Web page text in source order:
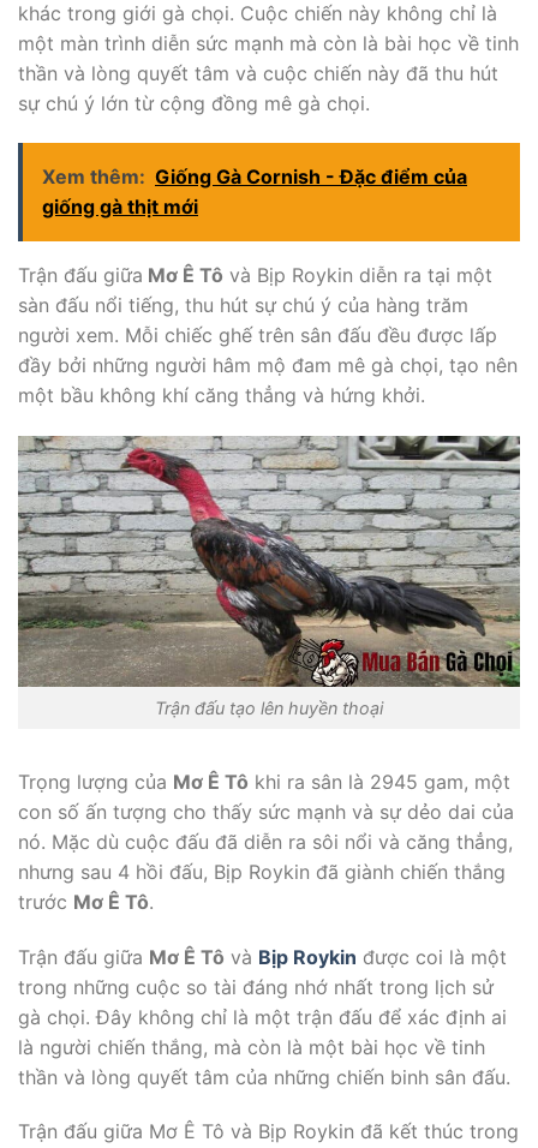
khác trong giới gà chọi. Cuộc chiến này không chỉ là
một màn trình diễn sức mạnh mà còn là bài học về tinh
thần và lòng quyết tâm và cuộc chiến này đã thu hút
sự chú ý lớn từ cộng đồng mê gà chọi.
Xem thêm: Giống Gà Cornish - Đặc điểm của
giống gà thịt mới
Trận đấu giữa Mơ Ê Tô và Bịp Roykin diễn ra tại một
sàn đấu nổi tiếng, thu hút sự chú ý của hàng trăm
người xem. Mỗi chiếc ghế trên sân đấu đều được lấp
đầy bởi những người hâm mộ đam mê gà chọi, tạo nên
một bầu không khí căng thẳng và hứng khởi.
Trận đấu tạo lên huyền thoại
Trọng lượng của Mơ Ê Tô khi ra sân là 2945 gam, một
con số ấn tượng cho thấy sức mạnh và sự dẻo dai của
nó. Mặc dù cuộc đấu đã diễn ra sôi nổi và căng thẳng,
nhưng sau 4 hồi đấu, Bịp Roykin đã giành chiến thắng
trước Mơ Ê Tô.
Trận đấu giữa Mơ Ê Tô và Bịp Roykin được coi là một
trong những cuộc so tài đáng nhớ nhất trong lịch sử
gà chọi. Đây không chỉ là một trận đấu để xác định ai
là người chiến thắng, mà còn là một bài học về tinh
thần và lòng quyết tâm của những chiến binh sân đấu.
Trận đấu giữa Mơ Ê Tô và Bịp Roykin đã kết thúc trong